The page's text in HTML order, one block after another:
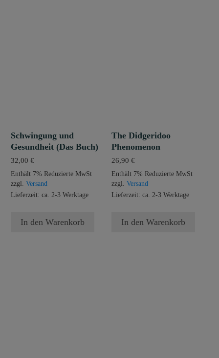
Schwingung und
Gesundheit (Das Buch)
32,00 €
Enthält 7% Reduzierte MwSt
zzgl. Versand
Lieferzeit: ca. 2-3 Werktage
In den Warenkorb
The Didgeridoo
Phenomenon
26,90€
Enthält 7% Reduzierte MwSt
zzgl.Versand
Lieferzeit: ca. 2-3 Werktage
In den Warenkorb